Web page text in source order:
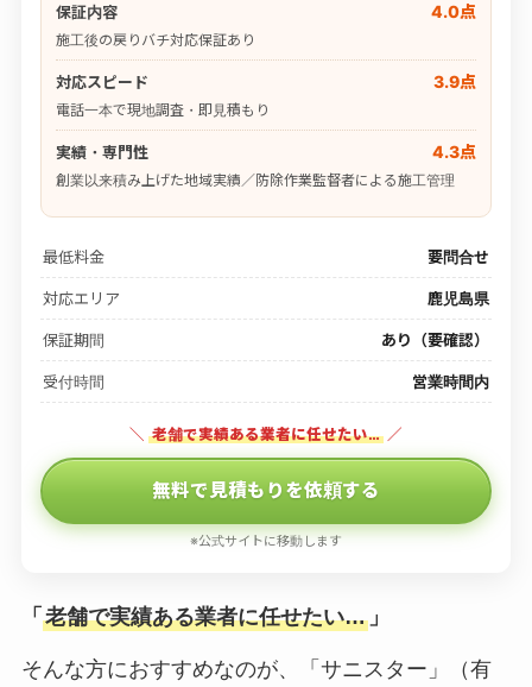
保証内容 4.0点
施工後の戻りバチ対応保証あり
対応スピード 3.9点
電話一本で現地調査・即見積もり
実績・専門性 4.3点
創業以来積み上げた地域実績／防除作業監督者による施工管理
最低料金 要問合せ
対応エリア 鹿児島県
保証期間 あり（要確認）
受付時間 営業時間内
＼ 老舗で実績ある業者に任せたい… ／
無料で見積もりを依頼する
※公式サイトに移動します
「 老舗で実績ある業者に任せたい…」
そんな方におすすめなのが、「サニスター」（有